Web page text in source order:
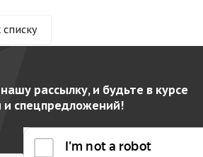
списку
рассылку, и будьте в курсе
и спецпредложений!